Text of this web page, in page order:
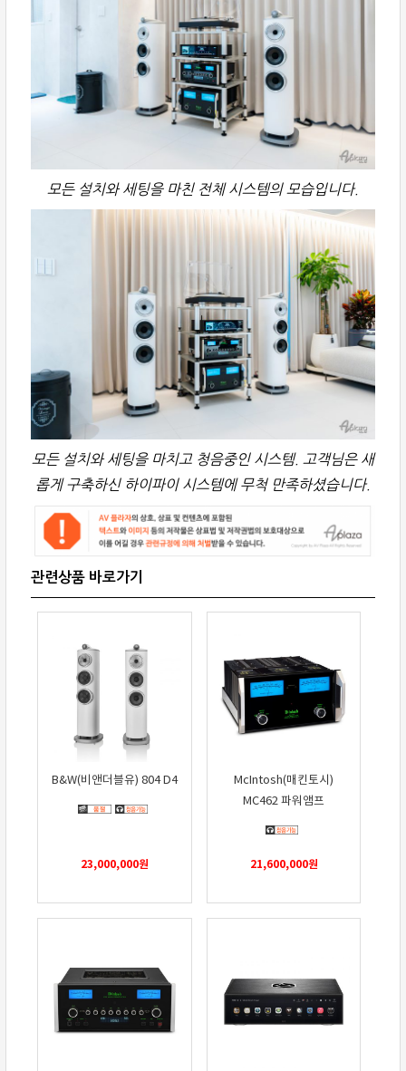
모든 설치와 세팅을 마친 전체 시스템의 모습입니다.
모든 설치와 세팅을 마치고 청음중인 시스템. 고객님은 새
롭게 구축하신 하이파이 시스템에 무척 만족하셨습니다.
B&W(비앤더블유) 804 D4
23,000,000원
McIntosh(매킨토시)
MC462 파워앰프
21,600,000원